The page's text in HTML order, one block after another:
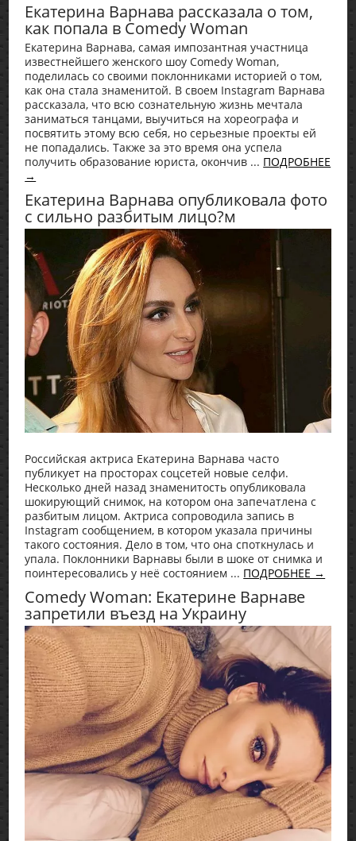
Екатерина Варнава рассказала о том,
как попала в Comedy Woman
Екатерина Варнава, самая импозантная участница
известнейшего женского шоу Comedy Woman,
поделилась со своими поклонниками историей о том,
как она стала знаменитой. В своем Instagram Варнава
рассказала, что всю сознательную жизнь мечтала
заниматься танцами, выучиться на хореографа и
посвятить этому всю себя, но серьезные проекты ей
не попадались. Также за это время она успела
получить образование юриста, окончив ... ПОДРОБНЕЕ
→
Екатерина Варнава опубликовала фото
с сильно разбитым лицо?м
Российская актриса Екатерина Варнава часто
публикует на просторах соцсетей новые селфи.
Несколько дней назад знаменитость опубликовала
шокирующий снимок, на котором она запечатлена с
разбитым лицом. Актриса сопроводила запись в
Instagram сообщением, в котором указала причины
такого состояния. Дело в том, что она споткнулась и
упала. Поклонники Варнавы были в шоке от снимка и
поинтересовались у неё состоянием ... ПОДРОБНЕЕ →
Comedy Woman: Екатерине Варнаве
запретили въезд на Украину